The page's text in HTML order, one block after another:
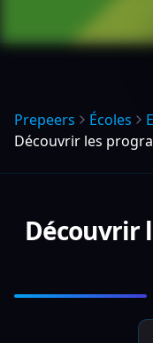
Prepeers Écoles
Découvrir les
Découvrir